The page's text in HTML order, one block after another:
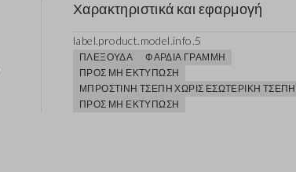
Χαρακτηριστικά και εφαρμογή
label.product.model.info.5
ΠΛΕΞΟΎΔΑ
ΦΑΡΔΙΆ ΓΡΑΜΜΉ
ΠΡΟΣ ΜΗ ΕΚΤΎΠΩΣΗ
ΜΠΡΟΣΤΙΝΉ ΤΣΈΠΗ ΧΩΡΊΣ ΕΣΩΤΕΡΙΚΉ ΤΣΈΠΗ
ΠΡΟΣ ΜΗ ΕΚΤΎΠΩΣΗ